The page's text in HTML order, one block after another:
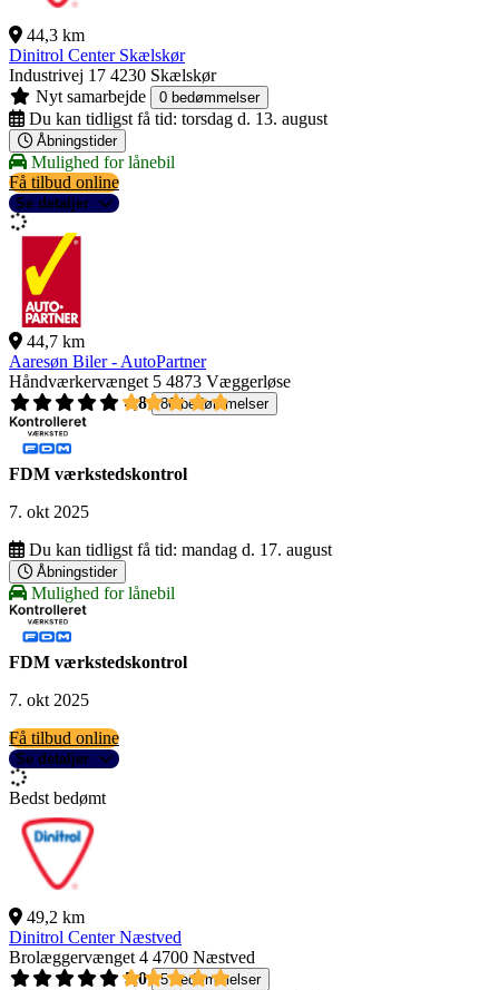
44,3 km
Dinitrol Center Skælskør
Industrivej 17 4230 Skælskør
Nyt samarbejde
0 bedømmelser
Du kan tidligst få tid: torsdag d. 13. august
Åbningstider
Mulighed for lånebil
Få tilbud online
Se detaljer
44,7 km
Aaresøn Biler - AutoPartner
Håndværkervænget 5 4873 Væggerløse
4,8
86 bedømmelser
FDM værkstedskontrol
7. okt 2025
Du kan tidligst få tid: mandag d. 17. august
Åbningstider
Mulighed for lånebil
FDM værkstedskontrol
7. okt 2025
Få tilbud online
Se detaljer
Bedst bedømt
49,2 km
Dinitrol Center Næstved
Brolæggervænget 4 4700 Næstved
5,0
5 bedømmelser